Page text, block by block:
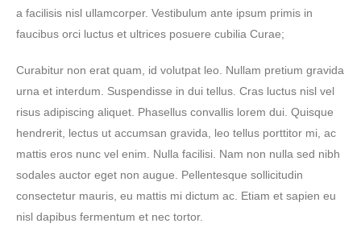
a facilisis nisl ullamcorper. Vestibulum ante ipsum primis in
faucibus orci luctus et ultrices posuere cubilia Curae;
Curabitur non erat quam, id volutpat leo. Nullam pretium gravida
urna et interdum. Suspendisse in dui tellus. Cras luctus nisl vel
risus adipiscing aliquet. Phasellus convallis lorem dui. Quisque
hendrerit, lectus ut accumsan gravida, leo tellus porttitor mi, ac
mattis eros nunc vel enim. Nulla facilisi. Nam non nulla sed nibh
sodales auctor eget non augue. Pellentesque sollicitudin
consectetur mauris, eu mattis mi dictum ac. Etiam et sapien eu
nisl dapibus fermentum et nec tortor.